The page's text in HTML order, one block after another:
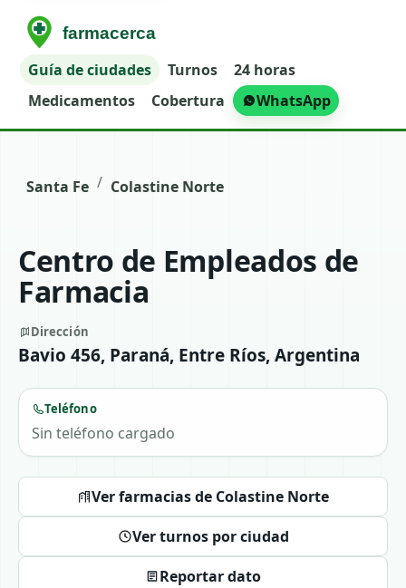
Guía de ciudades Turnos
24 horas
Medicamentos
Cobertura WhatsApp
Santa Fe / Colastine Norte
Centro de Empleados de
Farmacia
Dirección
Bavio 456, Paraná, Entre Ríos, Argentina
Teléfono
Sin teléfono cargado
Ver farmacias de Colastine Norte
Ver turnos por ciudad
Reportar dato